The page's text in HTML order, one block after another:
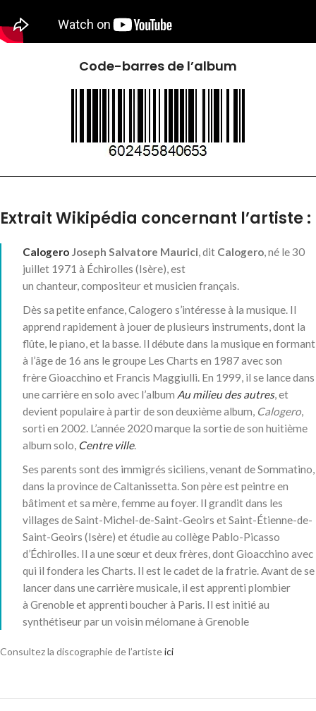
Code-barres de l’album
Extrait Wikipédia concernant l’artiste :
Calogero Joseph Salvatore Maurici, dit Calogero, né le30
juillet 1971 à Échirolles (Isère), est
un chanteur, compositeur et musicien français.
Dès sa petite enfance, Calogero s’intéresse à la musique. Il
apprend rapidement à jouer de plusieurs instruments, dont la
flûte, le piano, et la basse. Il débute dans la musique en formant
à l’âge de 16 ans le groupe Les Charts en 1987 avec son
frère Gioacchino et Francis Maggiulli. En 1999, il se lance dans
une carrière en solo avec l’album Au milieu des autres, et
devient populaire à partir de son deuxième album, Calogero,
sorti en 2002. L’année 2020 marque la sortie de son huitième
album solo, Centre ville.
Ses parents sont des immigrés siciliens, venant de Sommatino,
dans la province de Caltanissetta. Son père est peintre en
bâtiment et sa mère, femme au foyer. Il grandit dans les
villages de Saint-Michel-de-Saint-Geoirs et Saint-Étienne-de-
Saint-Geoirs (Isère) et étudie au collège Pablo-Picasso
d’Échirolles. Il a une sœur et deux frères, dont Gioacchino avec
qui il fondera les Charts. Il est le cadet de la fratrie. Avant de se
lancer dans une carrière musicale, il est apprenti plombier
à Grenoble et apprenti boucher à Paris. Il est initié au
synthétiseur par un voisin mélomane à Grenoble
Consultez la discographie de l’artisteici